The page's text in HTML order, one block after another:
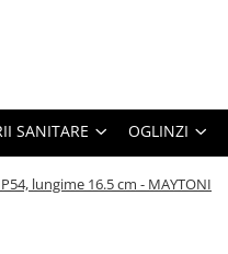
SANITARE OGLINZI
lungime 16.5 cm - MAYTONI